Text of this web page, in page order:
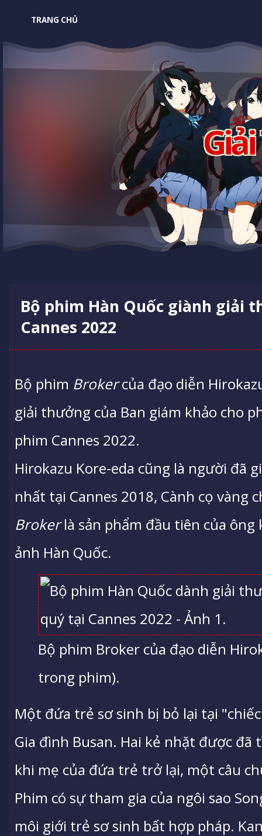
TRANG CHỦ
Bộ phim Hàn Quốc giành giải
Cannes 2022
Bộ phim Brokercủa đạo diễn
giải thưởng của Ban giám khảo cho
phim Cannes 2022.
Hirokazu Kore-eda cũng là người đã
nhất tại Cannes 2018, Cành cọ vàng
Brokerlà sản phẩm đầu tiên của ông
ảnh Hàn Quốc.
Bộ phim Broker của đạo diễn
trong phim).
Một đứa trẻ sơ sinh bị bỏ lại tại
Gia đình Busan. Hai kẻ nhặt được đã
khi mẹ của đứa trẻ trở lại, một câu
Phim có sự tham gia của ngôi sao
môi giới trẻ sơ sinh bất hợp pháp.